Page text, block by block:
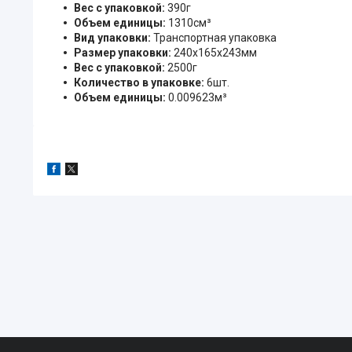
Вес с упаковкой: 390г
Объем единицы: 1310см³
Вид упаковки: Транспортная упаковка
Размер упаковки: 240x165x243мм
Вес с упаковкой: 2500г
Количество в упаковке: 6шт.
Объем единицы: 0.009623м³